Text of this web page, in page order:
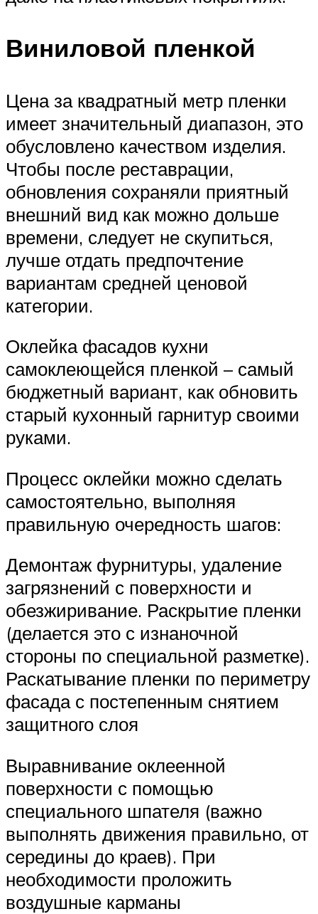
Виниловой пленкой
Цена за квадратный метр пленки
имеет значительный диапазон, это
обусловлено качеством изделия.
Чтобы после реставрации,
обновления сохраняли приятный
внешний вид как можно дольше
времени, следует не скупиться,
лучше отдать предпочтение
вариантам средней ценовой
категории.
Оклейка фасадов кухни
самоклеющейся пленкой – самый
бюджетный вариант, как обновить
старый кухонный гарнитур своими
руками.
Процесс оклейки можно сделать
самостоятельно, выполняя
правильную очередность шагов:
Демонтаж фурнитуры, удаление
загрязнений с поверхности и
обезжиривание. Раскрытие пленки
(делается это с изнаночной
стороны по специальной разметке).
Раскатывание пленки по периметру
фасада с постепенным снятием
защитного слоя
Выравнивание оклеенной
поверхности с помощью
специального шпателя (важно
выполнять движения правильно, от
середины до краев). При
необходимости проложить
воздушные карманы